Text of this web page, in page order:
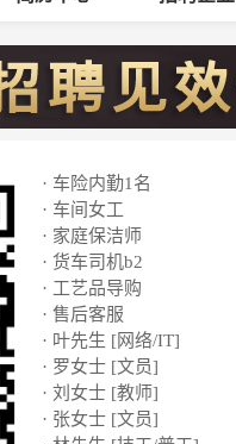
· 车险内勤1名
· 车间女工
· 家庭保洁师
· 货车司机b2
· 工艺品导购
· 售后客服
· 叶先生 [网络/IT]
· 罗女士 [文员]
· 刘女士 [教师]
· 张女士 [文员]